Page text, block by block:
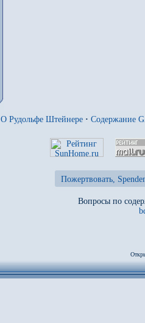
О Рудольфе Штейнере · Содержание
Пожертвовать,
Вопросы по